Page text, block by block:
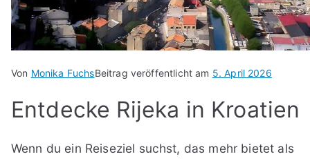
Von Monika FuchsBeitrag veröffentlicht am 5. April 2026
Entdecke Rijeka in Kroatien
Wenn du ein Reiseziel suchst, das mehr bietet als